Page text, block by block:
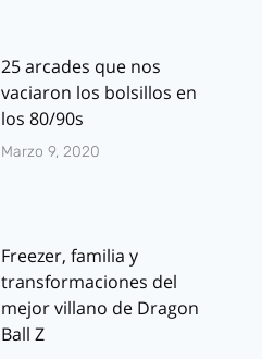
25 arcades que nos
vaciaron los bolsillos en
los 80/90s
Marzo 9, 2020
Freezer, familia y
transformaciones del
mejor villano de Dragon
Ball Z